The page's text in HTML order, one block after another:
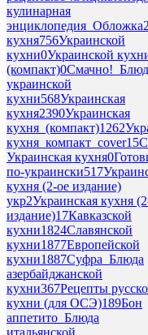
кулинарная
энциклопедия_Обложка
кухня756Украинской
кухни0Украинской
(компакт)0
украинской
кухни568Украинская
кухня2390Украинская
кухня_(компакт)1262
кухня_компакт_cover15
Украинская кухня0
по-украински517
кухня (2-ое издание)
укр2Украинская кухня
издание)17Кавказской
кухни1824Славянской
кухни1877Европейской
кухни1887Суфра_Блюда
азербайджанской
кухни367Рецепты
кухни (для ОСЭ)189Бон
аппетито_Блюда